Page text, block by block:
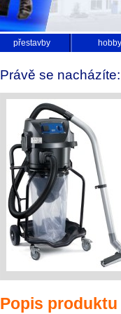
přestavby hobby
Právě se
Popis produktu